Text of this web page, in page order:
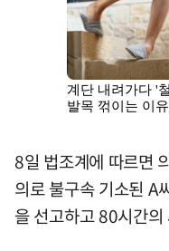
8일 법조계에 따르면
의로 불구속 기소된 A
을 선고하고 80시간